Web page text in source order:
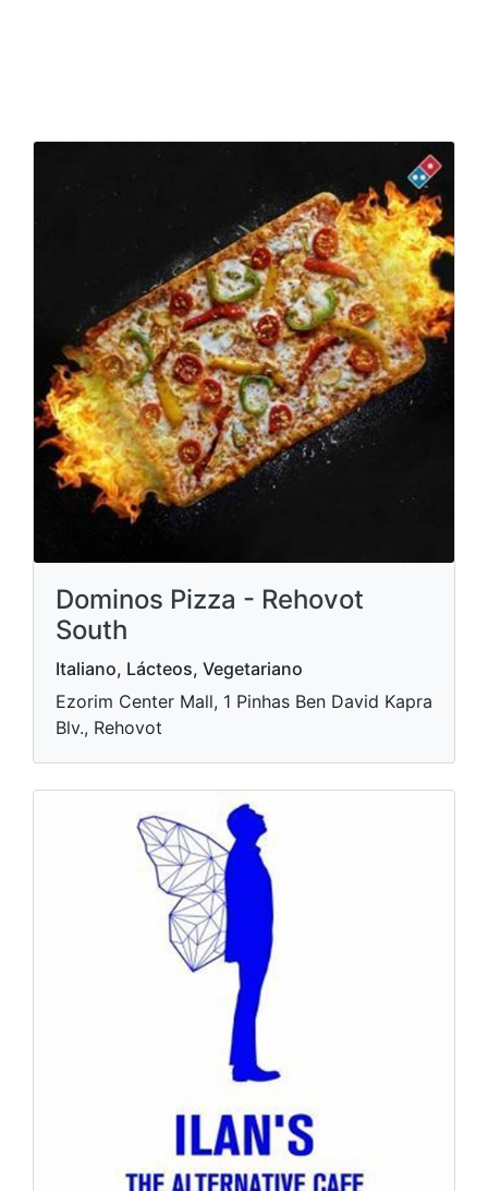
Dominos Pizza - Rehovot
South
Italiano, Lácteos, Vegetariano
Ezorim Center Mall, 1 Pinhas Ben David Kapra
Blv., Rehovot